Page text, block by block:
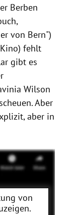
Berben
von Bern")
Kino) fehlt
gibt es
Wilson
Aber
aber in
von